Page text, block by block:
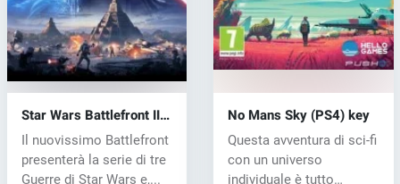
Star Wars Battlefront II
(PS4) key
Il nuovissimo Battlefront
presenterà la serie di tre
Guerre di Star Wars e,...
No Mans Sky (PS4) key
Questa avventura di sci-fi
con un universo
individuale è tutto